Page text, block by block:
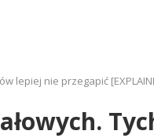
lepiej nie przegapić